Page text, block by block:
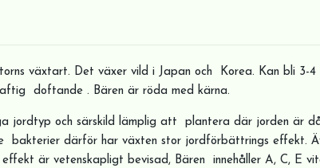
växtart. Det växer vild i Japan och Korea. Kan bli 3-4
doftande . Bären är röda med kärna.
jordtyp och särskild lämplig att plantera där jorden är
bakterier därför har växten stor jordförbättrings effekt.
är vetenskapligt bevisad, Bären innehåller A, C, E